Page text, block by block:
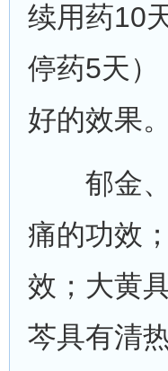
续用药10
停药5天）
好的效果。
郁金、
痛的功效
效；大黄
芩具有清